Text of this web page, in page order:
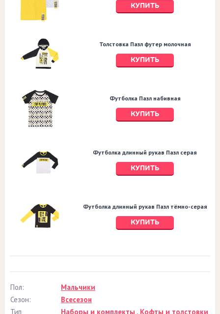
КУПИТЬ
Толстовка Пазл футер молочная
КУПИТЬ
Футболка Пазл набивная
КУПИТЬ
Футболка длинный рукав Пазл серая
КУПИТЬ
Футболка длинный рукав Пазл тёмно-серая
КУПИТЬ
Пол:
Мальчики
Сезон:
Всесезон
Тип
Наборы и комплекты , Кофты и толстовки